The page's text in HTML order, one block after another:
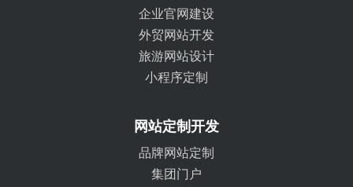
企业官网建设
外贸网站开发
旅游网站设计
小程序定制
网站定制开发
品牌网站定制
集团门户